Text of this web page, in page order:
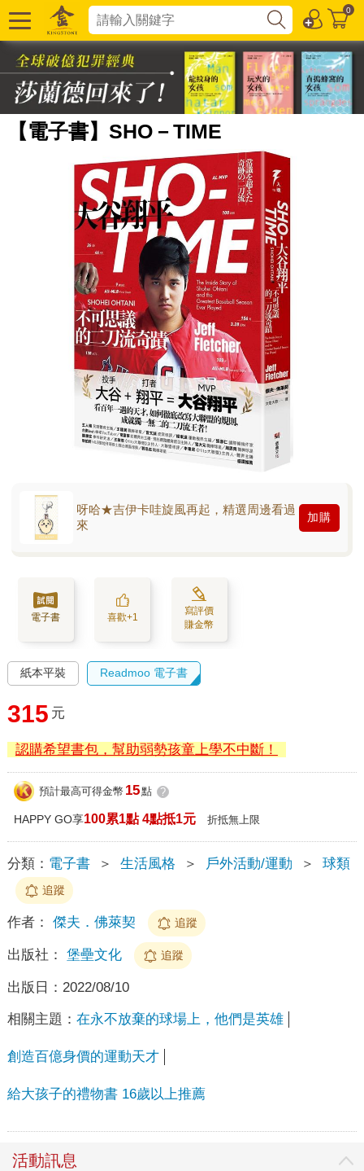
0
【電子書】SHO－TIME
呀哈★吉伊卡哇旋風再起，精選周邊看過
來
加購
電子書 喜歡+1
寫評價
賺金幣
紙本平裝 Readmoo 電子書
315 元
認購希望書包，幫助弱勢孩童上學不中斷！
預計最高可得金幣 15點 ?
HAPPY GO享100累1點 4點抵1元 折抵無上限
分類： 電子書 ＞ 生活風格 ＞ 戶外活動/運動 ＞ 球類
追蹤
作者： 傑夫．佛萊契 追蹤
出版社： 堡壘文化 追蹤
出版日： 2022/08/10
相關主題： 在永不放棄的球場上，他們是英雄
創造百億身價的運動天才
給大孩子的禮物書 16歲以上推薦
活動訊息